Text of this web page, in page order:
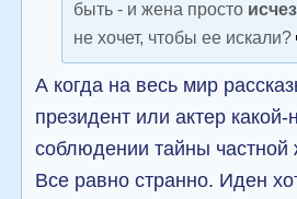
быть - и жена просто
не хочет, чтобы ее искали?
А когда на весь мир
президент или актер
соблюдении тайны
Все равно странно. Иден